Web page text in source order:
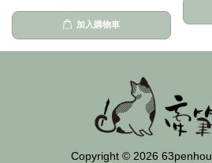
加入購物車
Copyright © 2026